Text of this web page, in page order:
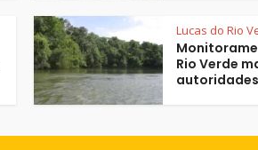
Lucas do Rio
Rio Verde